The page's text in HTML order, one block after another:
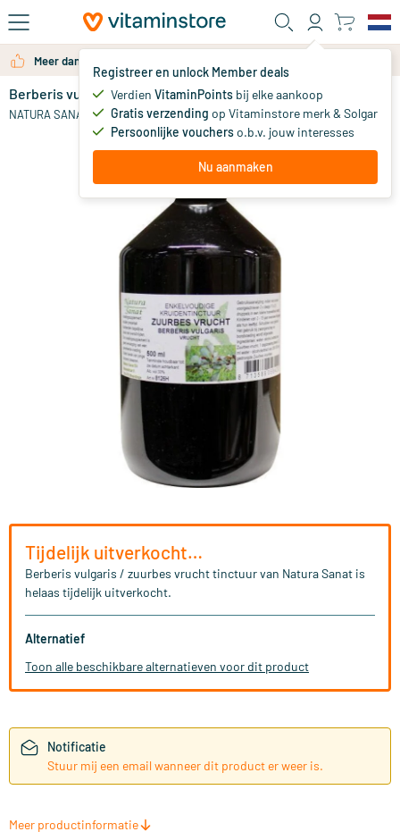
Ga naar de hoofdinhoud
Registreer en unlock Member deals
Verdien VitaminPoints bij elke aankoop
Gratis verzending op Vitaminstore merk & Solgar
Persoonlijke voucherso.b.v. jouw interesses
Nu aanmaken
Meer dan 325.000 tevreden klanten per jaar
Berberis vulgaris / zuurbes vrucht tinctuur
NATURA SANAT
Tijdelijk uitverkocht…
Berberis vulgaris / zuurbes vrucht tinctuur van Natura Sanat is
helaas tijdelijk uitverkocht.
Alternatief
Toon alle beschikbare alternatieven voor dit product
Notificatie
Stuur mij een email wanneer dit product er weer is.
Meer productinformatie